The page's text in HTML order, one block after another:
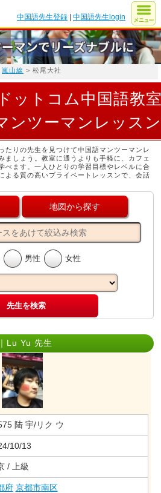
中国語先生登録 |中国語先生login
嵐山線 > 松尾大社
ットコム中国語教
ンツーマンレッスン
たりの先生を見つけて中国語マンツーマンレ
ましょう。教室に通うよりも手軽に、カフェ
べます。一人ひとりの学習目標やレベルに合
よる質の高いプライベートレッスンで、会話
地図から探す
男性 女性
先生を検索
Lu Yu 先生
陆 宇/リク ウ
10/13
/ 上級
府 京都市南区